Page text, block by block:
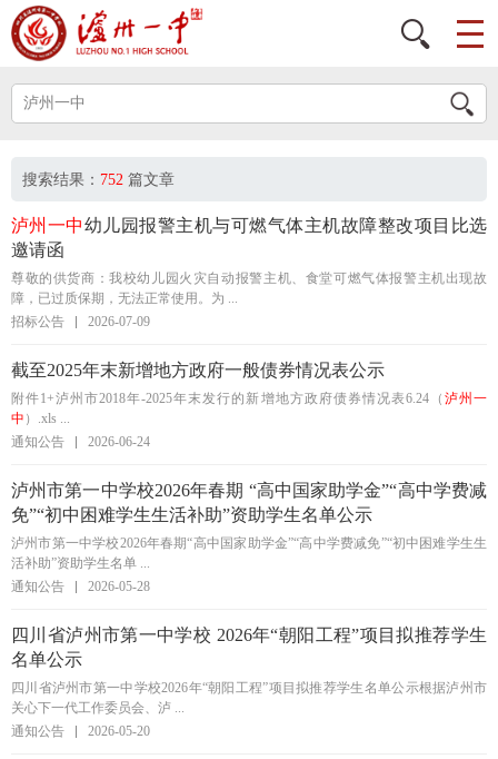
搜索结果： 752 篇文章
泸州一中幼儿园报警主机与可燃气体主机故障整改项目比选
邀请函
尊敬的供货商：我校幼儿园火灾自动报警主机、食堂可燃气体报警主机出现故
障，已过质保期，无法正常使用。为 ...
招标公告
2026-07-09
截至2025年末新增地方政府一般债券情况表公示
附件1+泸州市2018年-2025年末发行的新增地方政府债券情况表6.24（ 泸州一
中 ）.xls ...
通知公告
2026-06-24
泸州市第一中学校2026年春期 “高中国家助学金”“高中学费减
免”“初中困难学生生活补助”资助学生名单公示
泸州市第一中学校2026年春期“高中国家助学金”“高中学费减免”“初中困难学生生
活补助”资助学生名单 ...
通知公告
2026-05-28
四川省泸州市第一中学校 2026年“朝阳工程”项目拟推荐学生
名单公示
四川省泸州市第一中学校2026年“朝阳工程”项目拟推荐学生名单公示根据泸州市
关心下一代工作委员会、泸 ...
通知公告
2026-05-20